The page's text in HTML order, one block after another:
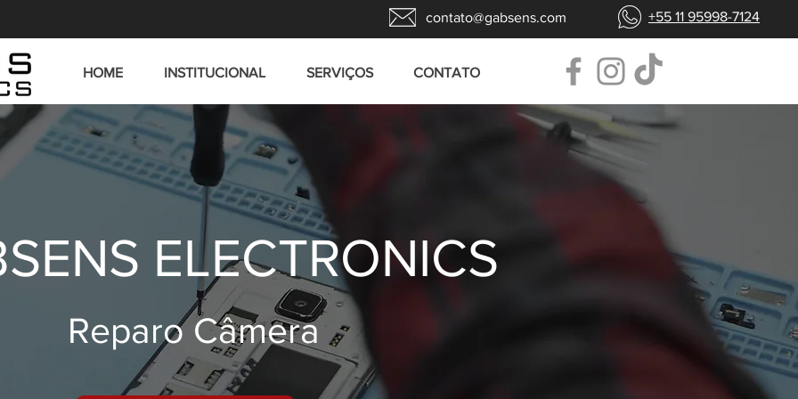
contato@gabsens.com +55 11 95998-7124
HOME INSTITUCIONAL SERVIÇOS CONTATO
ELECTRONICS
Reparo Câmera